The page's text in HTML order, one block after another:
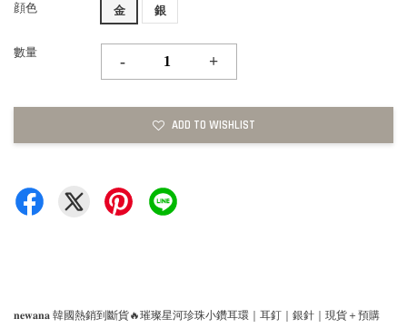
顔色 金 銀
數量
- +
ADD TO WISHLIST
𝐧𝐞𝐰𝐚𝐧𝐚 韓國熱銷到斷貨🔥璀璨星河珍珠小鑽耳環｜耳釘｜銀針｜現貨＋預購